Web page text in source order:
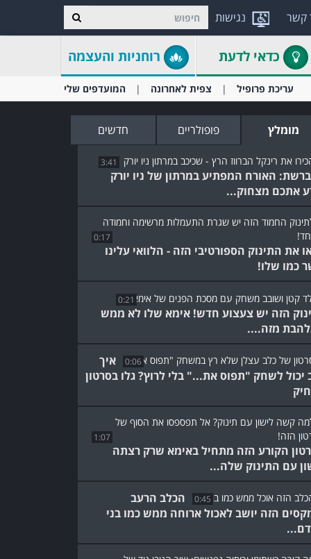
נגישות קשר
כדאי לדעת רוחניות והעצמה
עריכת פרופיל צפית לאחרונה המועדפים שלי
מומלץ פופולריים חדשים
3:41
האורח המפתיע במרתון של ניו יורק
אתכם מצחוק...
0:17
את התינוק הספורטיבי הזה - הלוואי עלינו
כמו שלו!
0:21
הזה יש צעצוע חדש! אימא שלו לא ממש
מזה....
0:06
איך
יכול לשחק "תפוס את..." בלי לרוץ? גלו בסרטון
1:07
הקורע הזה מתחיל באימא שרק רצתה
עם התינוק שלה...
0:45
הכלב הרעב
הזה יושב לאכול ארוחה ממש כמו בני